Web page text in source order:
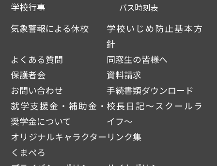
学校行事
バス時刻表
気象警報による休校
学校いじめ防止基本方
針
よくある質問
同窓生の皆様へ
保護者会
資料請求
お問い合わせ
手続書類ダウンロード
就学支援金・補助金・
奨学金について
校長日記～スクールラ
イフ～
オリジナルキャラクター
くまぺろ
リンク集